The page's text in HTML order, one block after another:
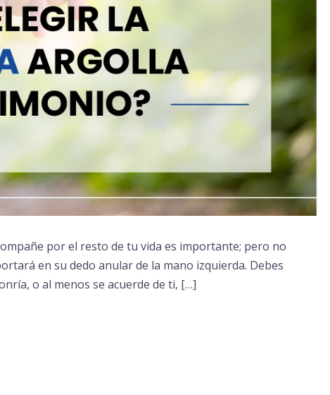
por el resto de tu vida es importante; pero no
en su dedo anular de la mano izquierda. Debes
o al menos se acuerde de ti, […]